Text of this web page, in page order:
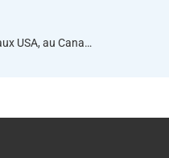
Vendre sur les Marketplaces aux USA, au Canada et au Mexique